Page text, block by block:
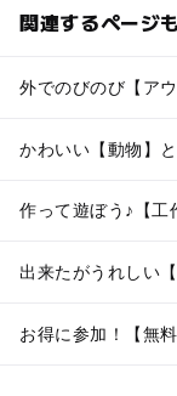
関連するページ
外でのびのび【アウ
かわいい【動物】
作って遊ぼう♪【工
出来たがうれしい
お得に参加！【無料